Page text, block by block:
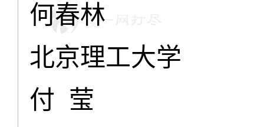
何春林
北京理工大学
付 莹